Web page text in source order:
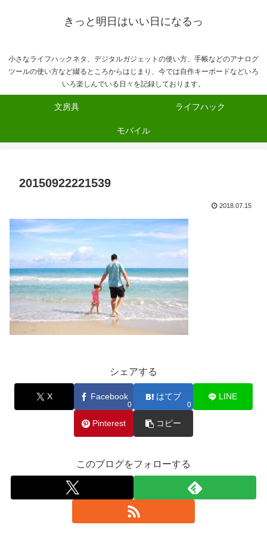
きっと明日はいい日になるっ
小さなライフハックネタ、デジタルガジェットの使い方、手帳などのアナログ
ツールの使い方など綴るところからはじまり、今では自作キーボードなどいろ
いろ楽しんでいる日々を記録しております。
文房具 ライフハック
モバイル
20150922221539
2018.07.15
シェアする
X Facebook
0
はてブ
0
LINE
Pinterest コピー
このブログをフォローする